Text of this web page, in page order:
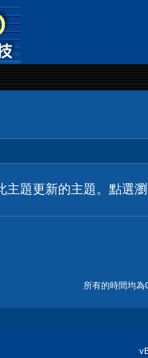
主題更新的主題。點選
所有的時間均為